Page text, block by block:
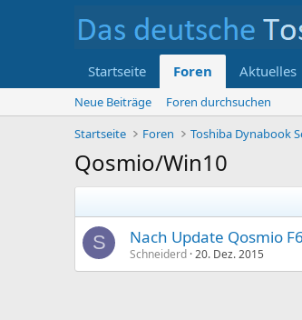
Startseite Foren Aktuelles
Neue Beiträge
Foren durchsuchen
Startseite
Foren Toshiba Dynabook
Qosmio/Win10
S Nach Update Qosmio
Schneiderd 20. Dez. 2015